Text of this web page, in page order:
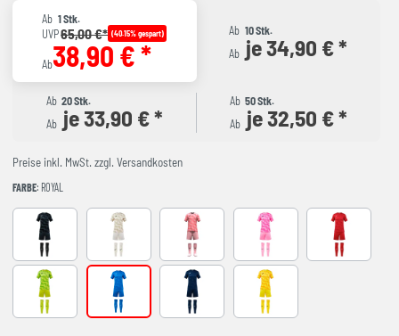
Ab 1 Stk.
UVP65,00 €* (40.15% gespart)
Ab38,90 € *
Ab 10 Stk.
Ab je 34,90 € *
Ab 20 Stk.
Ab je 33,90 € *
Ab 50 Stk.
Ab je 32,50 € *
Preise inkl. MwSt. zzgl. Versandkosten
FARBE: ROYAL
ANTHRACITE Beige CORAL FLUOR FLUOR PINK RED
green royal Navy YELLOW